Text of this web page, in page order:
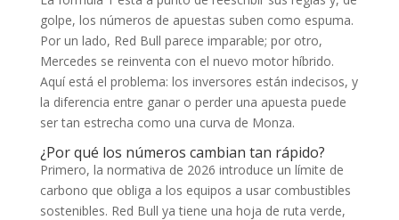
golpe, los números de apuestas suben como espuma.
Por un lado, Red Bull parece imparable; por otro,
Mercedes se reinventa con el nuevo motor híbrido.
Aquí está el problema: los inversores están indecisos, y
la diferencia entre ganar o perder una apuesta puede
ser tan estrecha como una curva de Monza.
¿Por qué los números cambian tan rápido?
Primero, la normativa de 2026 introduce un límite de
carbono que obliga a los equipos a usar combustibles
sostenibles. Red Bull ya tiene una hoja de ruta verde,